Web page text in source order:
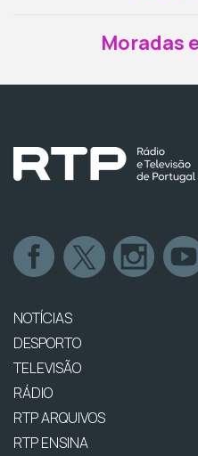
Moradas
NOTÍCIAS
DESPORTO
TELEVISÃO
RÁDIO
RTP ARQUIVOS
RTP ENSINA